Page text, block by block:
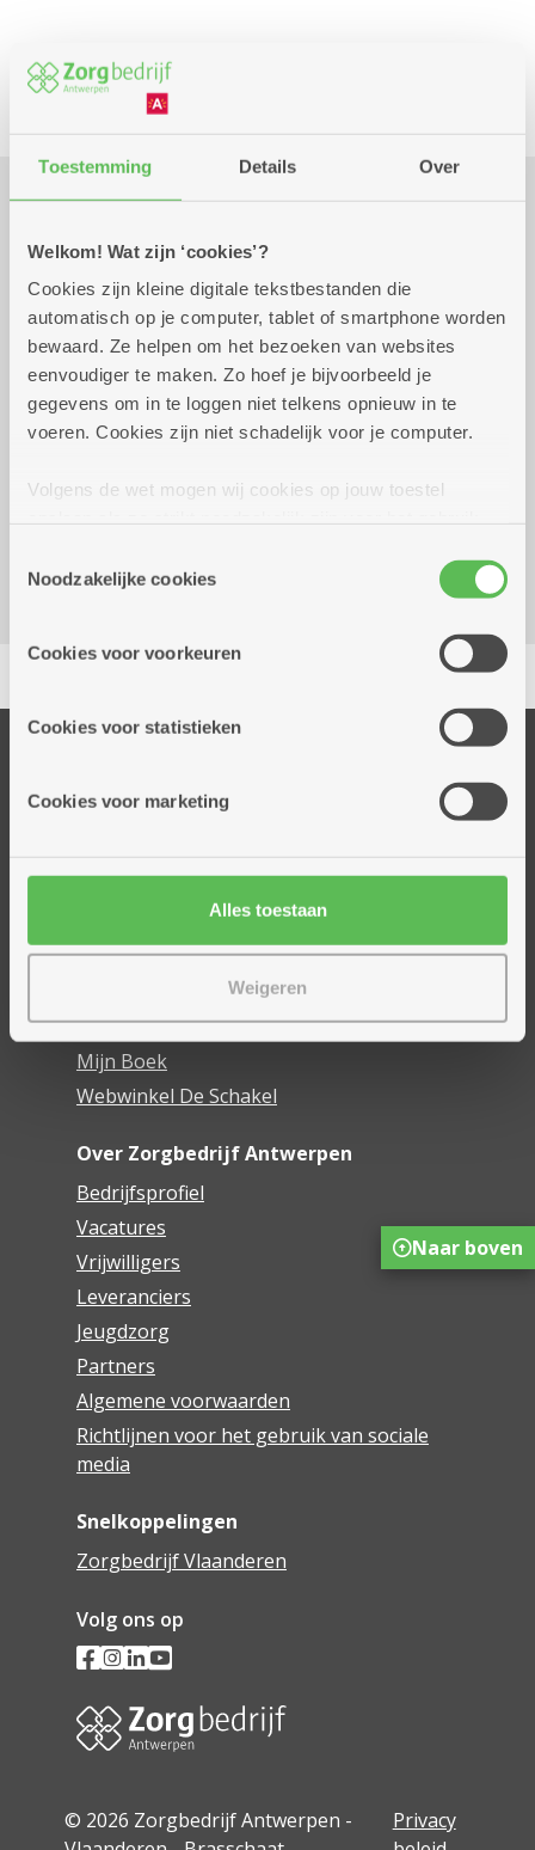
Toestemming Details Over
Welkom! Wat zijn ‘cookies’?
Cookies zijn kleine digitale tekstbestanden die
automatisch op je computer, tablet of smartphone worden
bewaard. Ze helpen om het bezoeken van websites
eenvoudiger te maken. Zo hoef je bijvoorbeeld je
gegevens om in te loggen niet telkens opnieuw in te
voeren. Cookies zijn niet schadelijk voor je computer.
Volgens de wet mogen wij cookies op jouw toestel
cookies hebben we jouw toestemming nodig. Sommige
cookies worden geplaatst door derde partijen die een
informatie over jouw (geanonimiseerd) gebruik van onze
partners kunnen deze gegevens combineren met andere
Noodzakelijke cookies
Cookies voor voorkeuren
Cookies voor statistieken
Cookies voor marketing
Alles toestaan
Weigeren
Cursus en workshop
Praktisch
Wekelijks op woensdag tot 30
december 2026
10.00 uur tot
12.00 uur
4 euro per les te betalen aan de lesgeefster
2180 Ekeren
Delen
Thuisdiensten
Assistentiewoningen
Mijn Zorgbedrijf
Onze innovaties
Mijn Boek
Webwinkel De Schakel
Over Zorgbedrijf Antwerpen
Bedrijfsprofiel
Vacatures
Vrijwilligers
Leveranciers
Jeugdzorg
Partners
Algemene voorwaarden
Richtlijnen voor het gebruik van sociale
media
Snelkoppelingen
Zorgbedrijf Vlaanderen
Volg ons op
© 2026 Zorgbedrijf Antwerpen -
Privacy
Naar boven